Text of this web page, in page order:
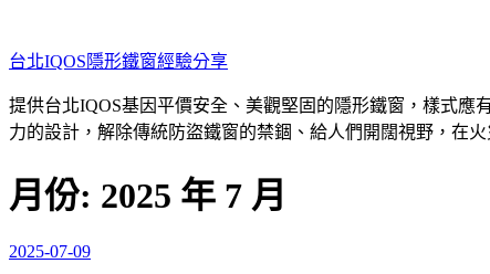
至
主
要
內
台北IQOS隱形鐵窗經驗分享
提供台北IQOS基因平價安全、美觀堅固的隱形鐵窗，樣式
力的設計，解除傳統防盜鐵窗的禁錮、給人們開闊視野，在火
月份: 2025 年 7 月
發
2025-07-09